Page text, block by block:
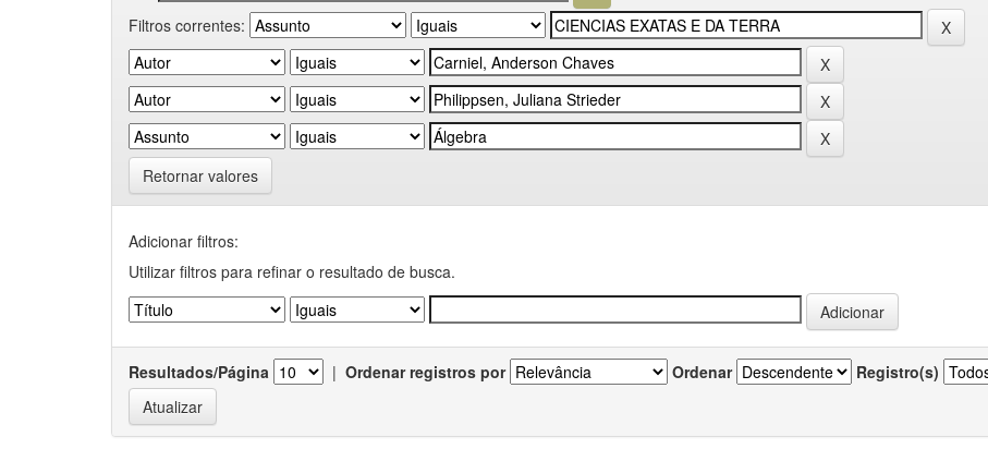
Filtros correntes:
Retornar valores
Adicionar filtros:
Utilizar filtros para refinar o resultado de busca.
Resultados/Página | Ordenar registros por Ordenar Registro(s)